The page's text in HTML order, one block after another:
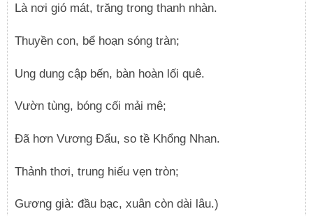
Là nơi gió mát, trăng trong thanh nhàn.
Thuyền con, bể hoạn sóng tràn;
Ung dung cập bến, bàn hoàn lối quê.
Vườn tùng, bóng cối mải mê;
Đã hơn Vương Đẩu, so tề Khổng Nhan.
Thảnh thơi, trung hiếu vẹn tròn;
Gương già: đầu bạc, xuân còn dài lâu.)